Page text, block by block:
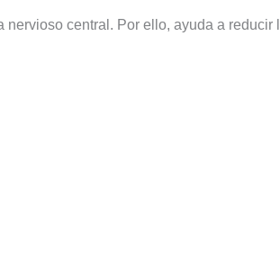
central. Por ello, ayuda a